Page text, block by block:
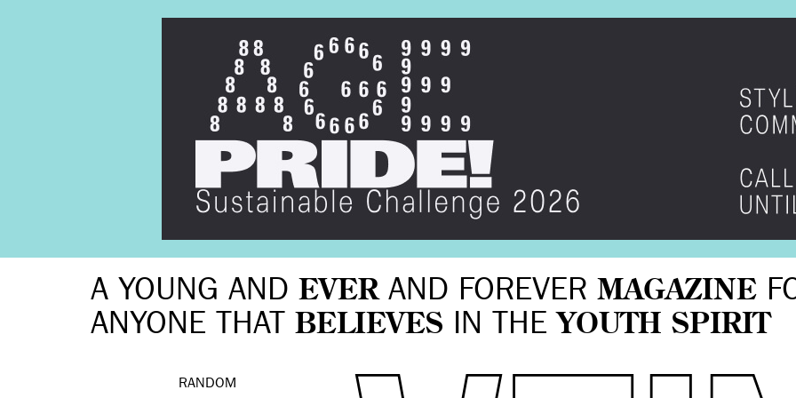
A YOUNG AND EVERAND FOREVER MAGAZINE
ANYONE THAT BELIEVES IN THE YOUTH SPIRIT
RANDOM